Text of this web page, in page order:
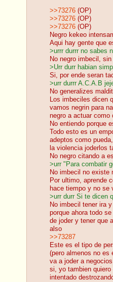
>>73276 (OP)
>>73276 (OP)
>>73276 (OP)
Negro kekeo
Aqui hay gente que
>urrr durrr no sabes
No negro imbecil,
>Urr durr habian
Si, por ende seran
>urr durrr A.C.A.B
No generalizes
Los imbeciles dicen
vamos negrin para
negro a actuar como
No entiendo porque
Todo esto es un
adeptos como
la violencia joderlos
No negro citando a
>urr "Para combatir
No imbecil no existe
Por ultimo, aprende
hace tiempo y no se
>urr durr Si te dicen
No imbecil tener ira
porque ahora todo
de joder y tener que
also
>>73287
Este es el tipo de
(pero almenos no es
va a joder a
si, yo tambien
intentado